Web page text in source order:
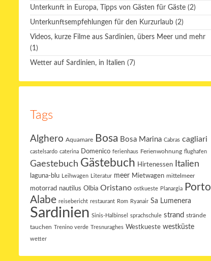
Unterkunft in Europa, Tipps von Gästen für Gäste (2)
Unterkunftsempfehlungen für den Kurzurlaub (2)
Videos, kurze Filme aus Sardinien, übers Meer und mehr
(1)
Wetter auf Sardinien, in Italien (7)
Tags
Alghero Aquamare Bosa Bosa Marina Cabras cagliari
castelsardo caterina Domenico ferienhaus Ferienwohnung flughafen
Gaestebuch Gästebuch Hirtenessen Italien
laguna-blu Leihwagen Literatur meer Mietwagen mittelmeer
motorrad nautilus Olbia Oristano ostkueste Planargia
Porto
Alabe reisebericht restaurant Rom Ryanair Sa Lumenera
Sardinien Sinis-Halbinsel sprachschule strand strände
tauchen
Trenino verde Tresnuraghes Westkueste westküste
wetter